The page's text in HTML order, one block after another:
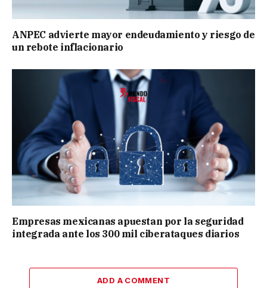
ANPEC advierte mayor endeudamiento y riesgo de
un rebote inflacionario
Empresas mexicanas apuestan por la seguridad
integrada ante los 300 mil ciberataques diarios
ADD A COMMENT